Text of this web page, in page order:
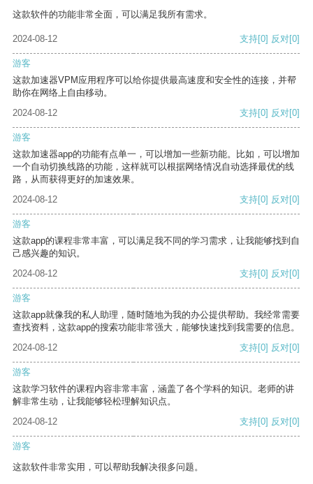
这款软件的功能非常全面，可以满足我所有需求。
2024-08-12 支持[0] 反对[0]
游客
这款加速器VPM应用程序可以给你提供最高速度和安全性的连接，并帮
助你在网络上自由移动。
2024-08-12
支持[0] 反对[0]
游客
这款加速器app的功能有点单一，可以增加一些新功能。比如，可以增加
一个自动切换线路的功能，这样就可以根据网络情况自动选择最优的线
路，从而获得更好的加速效果。
2024-08-12
支持[0] 反对[0]
游客
这款app的课程非常丰富，可以满足我不同的学习需求，让我能够找到自
己感兴趣的知识。
2024-08-12
支持[0] 反对[0]
游客
这款app就像我的私人助理，随时随地为我的办公提供帮助。我经常需要
查找资料，这款app的搜索功能非常强大，能够快速找到我需要的信息。
2024-08-12
支持[0] 反对[0]
游客
这款学习软件的课程内容非常丰富，涵盖了各个学科的知识。老师的讲
解非常生动，让我能够轻松理解知识点。
2024-08-12
支持[0] 反对[0]
游客
这款软件非常实用，可以帮助我解决很多问题。